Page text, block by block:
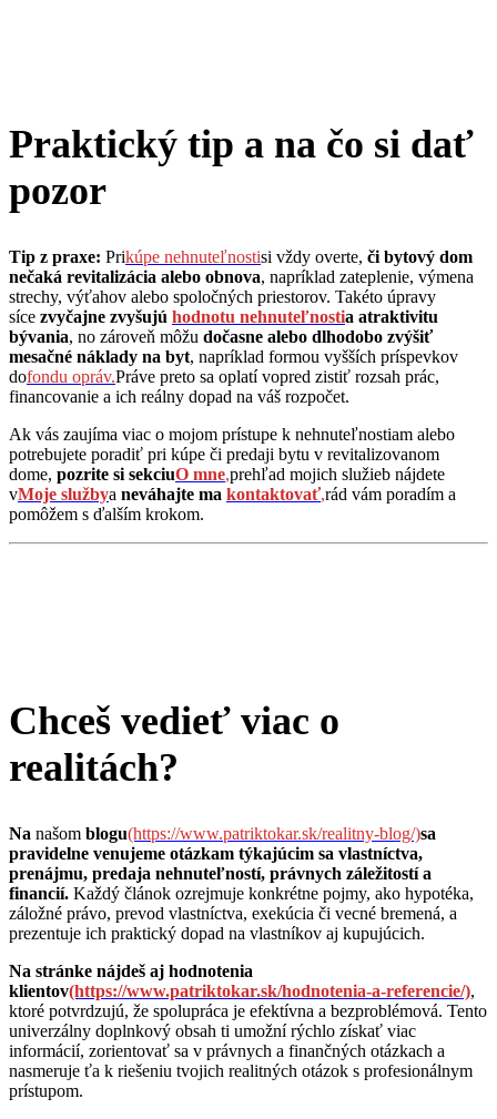
Praktický tip a na čo si dať
pozor
Tip z praxe: Prikúpe nehnuteľnostisi vždy overte, či bytový dom
nečaká revitalizácia alebo obnova, napríklad zateplenie, výmena
strechy, výťahov alebo spoločných priestorov. Takéto úpravy
síce zvyčajne zvyšujú hodnotu nehnuteľnostia atraktivitu
bývania, no zároveň môžu dočasne alebo dlhodobo zvýšiť
mesačné náklady na byt, napríklad formou vyšších príspevkov
dofondu opráv.Práve preto sa oplatí vopred zistiť rozsah prác,
financovanie a ich reálny dopad na váš rozpočet.
Ak vás zaujíma viac o mojom prístupe k nehnuteľnostiam alebo
potrebujete poradiť pri kúpe či predaji bytu v revitalizovanom
dome, pozrite si sekciuO mne,prehľad mojich služieb nájdete
vMoje službya neváhajte ma kontaktovať,rád vám poradím a
pomôžem s ďalším krokom.
Chceš vedieť viac o
realitách?
Na našom blogu(https://www.patriktokar.sk/realitny-blog/)sa
pravidelne venujeme otázkam týkajúcim sa vlastníctva,
prenájmu, predaja nehnuteľností, právnych záležitostí a
financií. Každý článok ozrejmuje konkrétne pojmy, ako hypotéka,
záložné právo, prevod vlastníctva, exekúcia či vecné bremená, a
prezentuje ich praktický dopad na vlastníkov aj kupujúcich.
Na stránke nájdeš aj hodnotenia
klientov(https://www.patriktokar.sk/hodnotenia-a-referencie/),
ktoré potvrdzujú, že spolupráca je efektívna a bezproblémová. Tento
univerzálny doplnkový obsah ti umožní rýchlo získať viac
informácií, zorientovať sa v právnych a finančných otázkach a
nasmeruje ťa k riešeniu tvojich realitných otázok s profesionálnym
prístupom.